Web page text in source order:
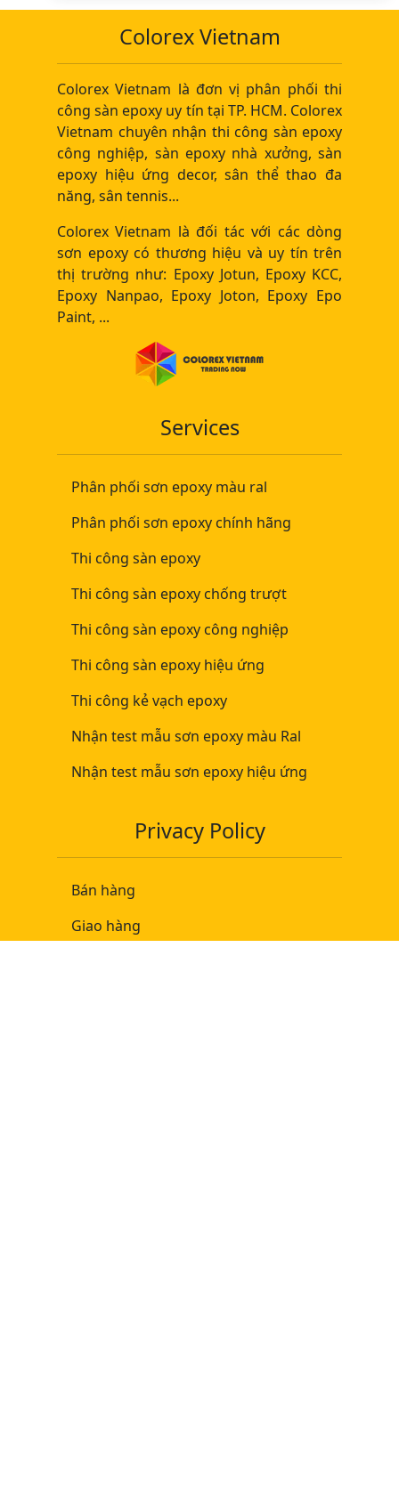
Colorex Vietnam
Colorex Vietnam là đơn vị phân phối thi
công sàn epoxy uy tín tại TP. HCM. Colorex
Vietnam chuyên nhận thi công sàn epoxy
công nghiệp, sàn epoxy nhà xưởng, sàn
epoxy hiệu ứng decor, sân thể thao đa
năng, sân tennis...
Colorex Vietnam là đối tác với các dòng
sơn epoxy có thương hiệu và uy tín trên
thị trường như: Epoxy Jotun, Epoxy KCC,
Epoxy Nanpao, Epoxy Joton, Epoxy Epo
Paint, ...
Services
Phân phối sơn epoxy màu ral
Phân phối sơn epoxy chính hãng
Thi công sàn epoxy
Thi công sàn epoxy chống trượt
Thi công sàn epoxy công nghiệp
Thi công sàn epoxy hiệu ứng
Thi công kẻ vạch epoxy
Nhận test mẫu sơn epoxy màu Ral
Nhận test mẫu sơn epoxy hiệu ứng
Privacy Policy
Bán hàng
Giao hàng